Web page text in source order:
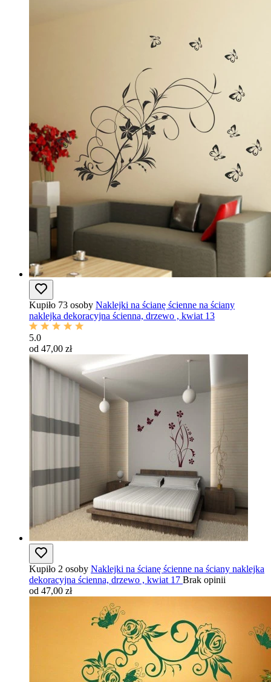
Kupiło 73 osoby Naklejki na ścianę ścienne na ściany
naklejka dekoracyjna ścienna, drzewo , kwiat 13
5.0
od 47,00 zł
Kupiło 2 osoby Naklejki na ścianę ścienne na ściany naklejka
dekoracyjna ścienna, drzewo , kwiat 17 Brak opinii
od 47,00 zł